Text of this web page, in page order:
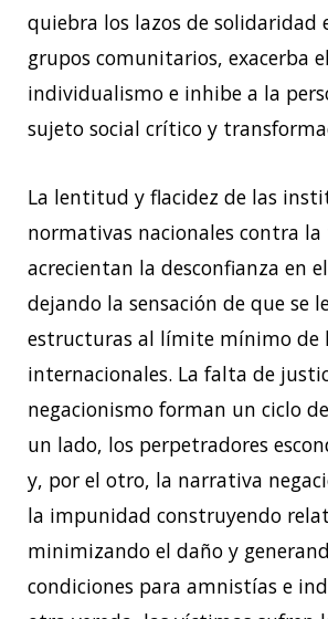
quiebra los lazos de solidaridad
grupos comunitarios, exacerba el
individualismo e inhibe a la
sujeto social crítico y
La lentitud y flacidez de las
normativas nacionales contra
acrecientan la desconfianza en
dejando la sensación de que se
estructuras al límite mínimo de
internacionales. La falta de
negacionismo forman un ciclo
un lado, los perpetradores
y, por el otro, la narrativa
la impunidad construyendo
minimizando el daño y
condiciones para amnistías e